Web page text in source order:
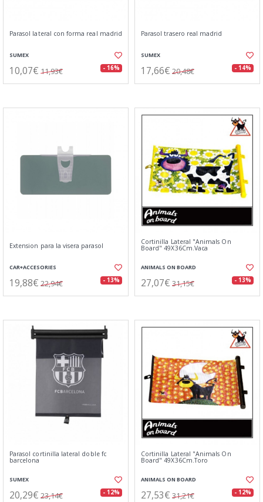
Parasol lateral con forma real madrid
SUMEX
10,07€ 11,93€ - 16%
Parasol trasero real madrid
SUMEX
17,66€ 20,48€ - 14%
Extension para la visera parasol
CAR+ACCESORIES
19,88€ 22,94€ - 13%
Cortinilla Lateral "Animals On
Board" 49X36Cm.Vaca
ANIMALS ON BOARD
27,07€ 31,15€ - 13%
Parasol cortinilla lateral doble fc
barcelona
SUMEX
20,29€ 23,14€ - 12%
Cortinilla Lateral "Animals On
Board" 49X36Cm.Toro
ANIMALS ON BOARD
27,53€ 31,21€ - 12%